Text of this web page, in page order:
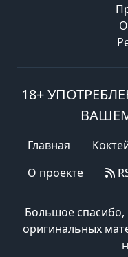
18+
Главная
О проекте
Большое
оригинальных